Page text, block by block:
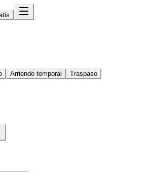
Arriendo temporal Traspaso